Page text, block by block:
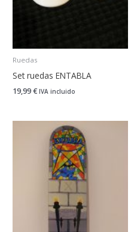
Ruedas
Set ruedas ENTABLA
19,99€ IVA incluido